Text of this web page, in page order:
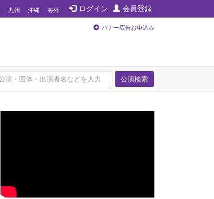
ログイン 会員登録
九州 沖縄 海外
バナー広告お申込み
公演検索